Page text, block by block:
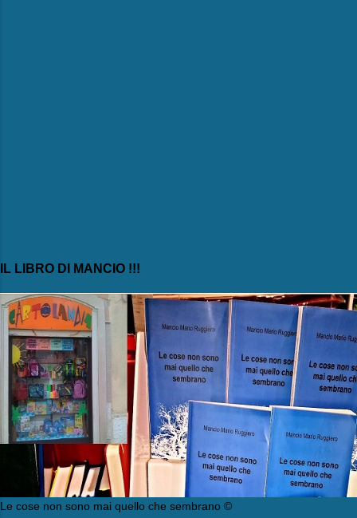
IL LIBRO DI MANCIO !!!
Le cose non sono mai quello che sembrano ©